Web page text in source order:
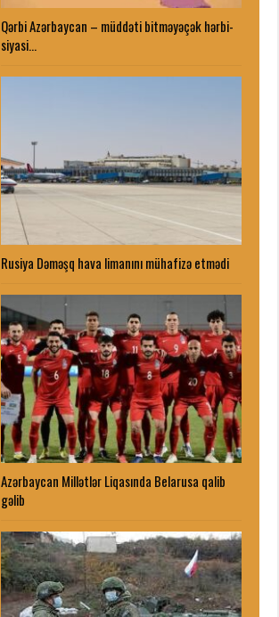
Qərbi Azərbaycan – müddəti bitməyəçək hərbi-
siyasi…
Rusiya Dəməşq hava limanını mühafizə etmədi
Azərbaycan Millətlər Liqasında Belarusa qalib
gəlib